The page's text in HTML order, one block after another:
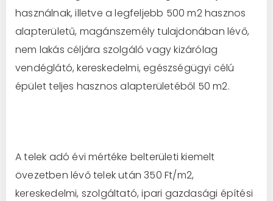
használnak, illetve a legfeljebb 500 m2 hasznos
alapterületű, magánszemély tulajdonában lévő,
nem lakás céljára szolgáló vagy kizárólag
vendéglátó, kereskedelmi, egészségügyi célú
épület teljes hasznos alapterületéből 50 m2.
A telek adó évi mértéke belterületi kiemelt
övezetben lévő telek után 350 Ft/m2,
kereskedelmi, szolgáltató, ipari gazdasági építési